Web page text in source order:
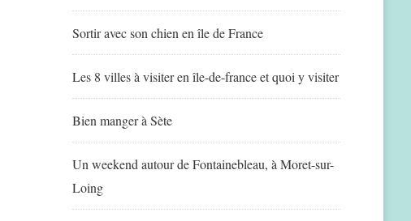
Sortir avec son chien en île de France
Les 8 villes à visiter en île-de-france et quoi y visiter
Bien manger à Sète
Un weekend autour de Fontainebleau, à Moret-sur-
Loing